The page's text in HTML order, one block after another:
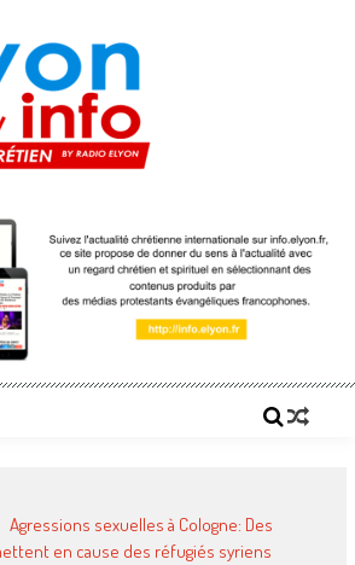
by RadioElyon.fr
sens à l'actualité avec un regard chrétien et spirituel.
Agressions sexuelles à Cologne: Des
en cause des réfugiés syriens